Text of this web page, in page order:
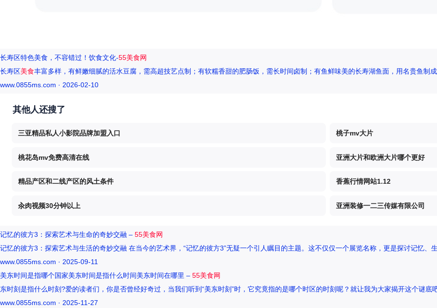
长寿区特色美食，不容错过！饮食文化-55美食网
长寿区美食丰富多样，有鲜嫩细腻的活水豆腐，需高超技艺点制；有软糯香甜的肥肠饭，需长时间卤制；有鱼鲜味美的长寿湖鱼面，用名贵鱼制
www.0855ms.com · 2026-02-10
其他人还搜了
三亚精品私人小影院品牌加盟入口 桃子mv大片
桃花岛mv免费高清在线 亚洲大片和欧洲大片哪个更好
精品产区和二线产区的风土条件 香蕉行情网站1.12
汆肉视频30分钟以上 亚洲装修一二三传媒有限公司
记忆的彼方3：探索艺术与生命的奇妙交融 – 55美食网
记忆的彼方3：探索艺术与生活的奇妙交融 在当今的艺术界，“记忆的彼方3”无疑一个引人瞩目的主题。这不仅仅一个展览名称，更是探讨记忆
www.0855ms.com · 2025-09-11
美东时间是指哪个国家美东时间是指什么时间美东时间在哪里 – 55美食网
东时刻是指什么时刻?爱的读者们，你是否曾经好奇过，当我们听到“美东时刻”时，它究竟指的是哪个时区的时刻呢？就让我为大家揭开这个谜
www.0855ms.com · 2025-11-27